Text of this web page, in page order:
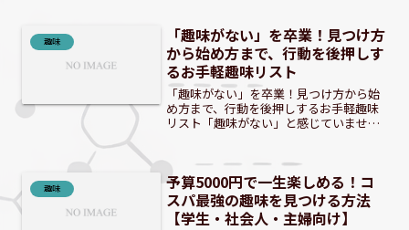
ます。本記事では、初期費...
趣味
「趣味がない」を卒業！見つけ方
から始め方まで、行動を後押しす
るお手軽趣味リスト
「趣味がない」を卒業！見つけ方から始
め方まで、行動を後押しするお手軽趣味
リスト「趣味がない」と感じていません
せん。この記事では、そんなあなたが新
しい一歩を踏み出すため...
趣味
予算5000円で一生楽しめる！コ
スパ最強の趣味を見つける方法
【学生・社会人・主婦向け】